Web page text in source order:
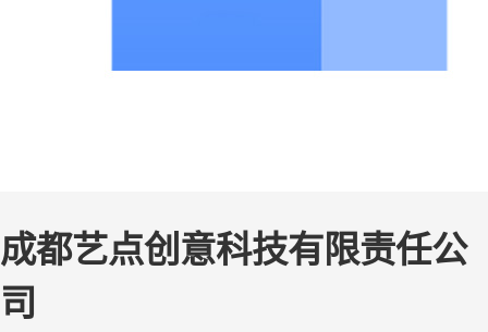
成都艺点创意科技有限责任公
司